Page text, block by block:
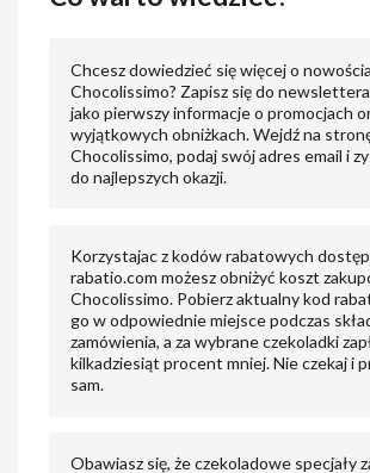
Chcesz dowiedzieć się więcej o
Chocolissimo? Zapisz się do
jako pierwszy informacje o promocjach
wyjątkowych obniżkach. Wejdź na
Chocolissimo, podaj swój adres email i
do najlepszych okazji.
Korzystajac z kodów rabatowych
rabatio.com możesz obniżyć koszt
Chocolissimo. Pobierz aktualny kod
go w odpowiednie miejsce podczas
zamówienia, a za wybrane czekoladki
kilkadziesiąt procent mniej. Nie czekaj i
sam.
Obawiasz się, że czekoladowe specjały